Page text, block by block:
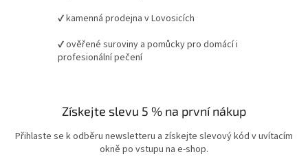
✔ kamenná prodejna v Lovosicích
✔ ověřené suroviny a pomůcky pro domácí i
profesionální pečení
Získejte slevu 5 % na první nákup
Přihlaste se k odběru newsletteru a získejte slevový kód v uvítacím
okně po vstupu na e-shop.